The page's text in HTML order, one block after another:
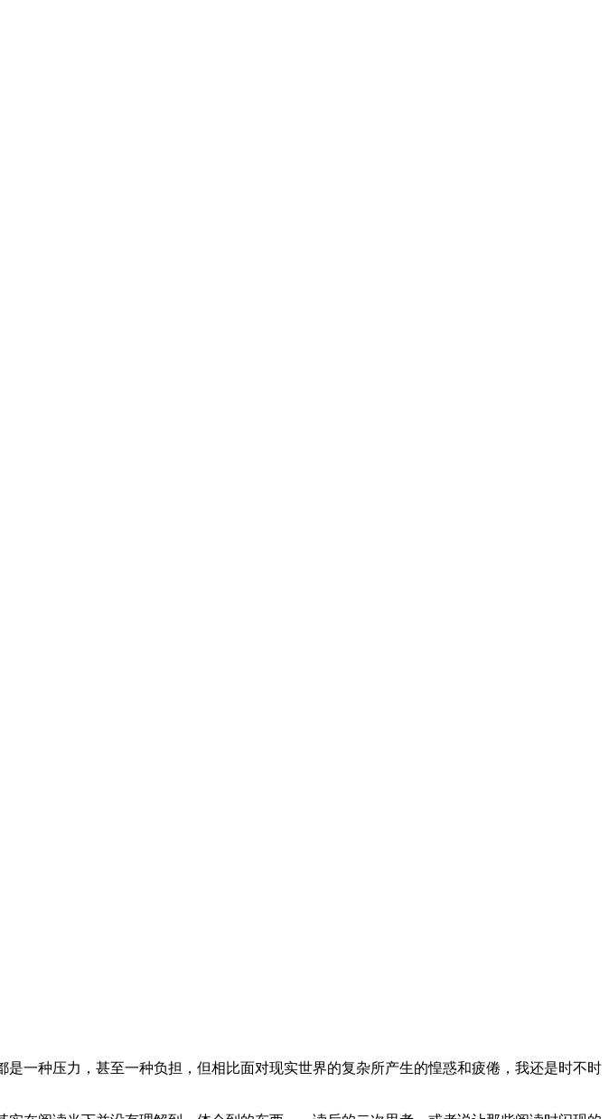
一种压力，甚至一种负担，但相比面对现实世界的复杂所产生的惶惑和疲倦，我还是时不时